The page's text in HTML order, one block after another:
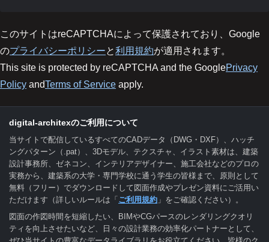
このサイトはreCAPTCHAによって保護されており、Google
のプライバシーポリシーと利用規約が適用されます。
This site is protected by reCAPTCHA and the GooglePrivacy
Policy andTerms of Service apply.
digital-architexのご利用について
当サイトで配信しているすべてのCADデータ（DWG・DXF）、ハッチ
ングパターン（.pat）、3Dモデル、テクスチャ、イラスト素材は、建築
設計事務所、ゼネコン、インテリアデザイナー、施工会社などのプロの
実務から、建築系の大学・専門学校に通う学生の皆様まで、原則として
無料（フリー）でダウンロードして図面作成やプレゼン資料にご活用い
ただけます（詳しいルールは「 ご利用規約 」をご確認ください）。
図面の作図時間を短縮したい、BIMやCGパースのレンダリングクオリ
ティを向上させたいなど、日々の設計業務の効率化パートナーとして、